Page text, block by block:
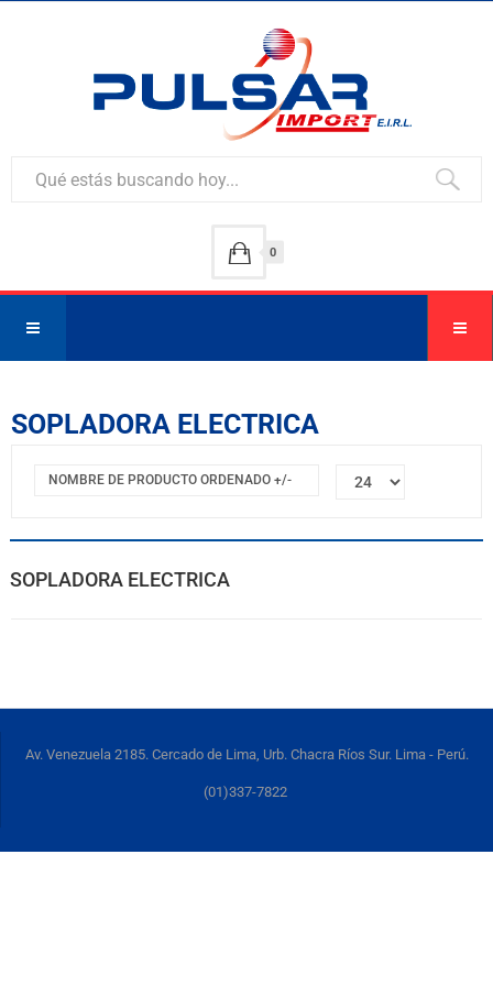
0
SOPLADORA ELECTRICA
NOMBRE DE PRODUCTO ORDENADO +/-
SOPLADORA ELECTRICA
Av. Venezuela 2185. Cercado de Lima, Urb. Chacra Ríos Sur. Lima - Perú.
(01)337-7822